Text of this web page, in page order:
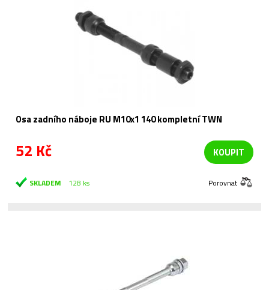
Osa zadního náboje RU M10x1 140 kompletní TWN
52 Kč KOUPIT
SKLADEM 128 ks Porovnat